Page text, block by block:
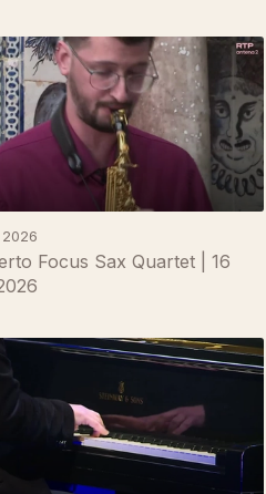
2026
Focus Sax Quartet | 16